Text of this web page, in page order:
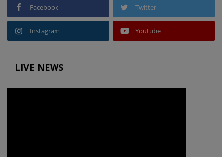
Facebook Twitter
Instagram Youtube
LIVE NEWS